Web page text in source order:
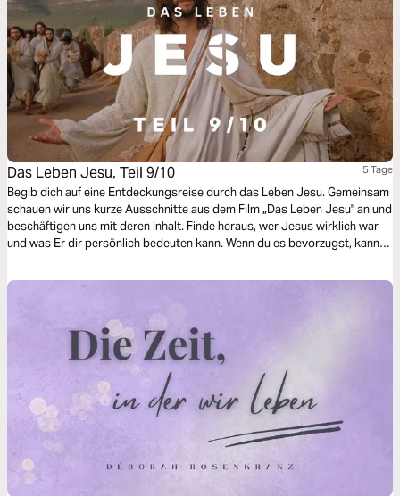
Das Leben Jesu, Teil 9/10 5 Tage
Begib dich auf eine Entdeckungsreise durch das Leben Jesu. Gemeinsam
schauen wir uns kurze Ausschnitte aus dem Film „Das Leben Jesu" an und
beschäftigen uns mit deren Inhalt. Finde heraus, wer Jesus wirklich war
und was Er dir persönlich bedeuten kann. Wenn du es bevorzugst, kannst
ermutigen, die ganze Reise zu absolvieren.